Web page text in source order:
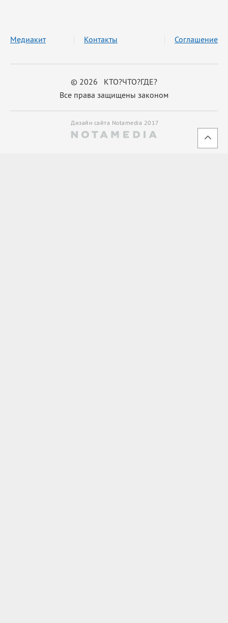
© 2026 КТО?ЧТО?ГДЕ?
Все права защищены законом
Медиакит Контакты Соглашение
Дизайн сайта Notamedia 2017